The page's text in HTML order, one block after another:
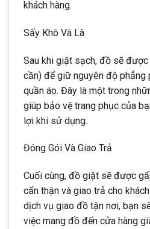
khách hàng.
Sấy Khô Và Là
Sau khi giặt sạch, đồ sẽ
cần) để giữ nguyên độ phẳng
quần áo. Đây là một trong
giúp bảo vệ trang phục của
lợi khi sử dụng.
Đóng Gói Và Giao Trả
Cuối cùng, đồ giặt sẽ được
cẩn thận và giao trả cho
dịch vụ giao đồ tận nơi, bạn
việc mang đồ đến cửa hàng